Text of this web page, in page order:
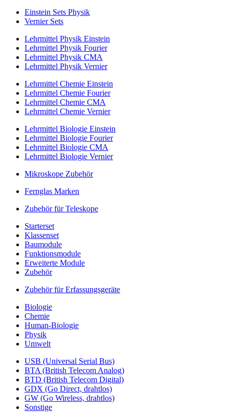
Einstein Sets Physik
Vernier Sets
Lehrmittel Physik Einstein
Lehrmittel Physik Fourier
Lehrmittel Physik CMA
Lehrmittel Physik Vernier
Lehrmittel Chemie Einstein
Lehrmittel Chemie Fourier
Lehrmittel Chemie CMA
Lehrmittel Chemie Vernier
Lehrmittel Biologie Einstein
Lehrmittel Biologie Fourier
Lehrmittel Biologie CMA
Lehrmittel Biologie Vernier
Mikroskope Zubehör
Fernglas Marken
Zubehör für Teleskope
Starterset
Klassenset
Baumodule
Funktionsmodule
Erweiterte Module
Zubehör
Zubehör für Erfassungsgeräte
Biologie
Chemie
Human-Biologie
Physik
Umwelt
USB (Universal Serial Bus)
BTA (British Telecom Analog)
BTD (British Telecom Digital)
GDX (Go Direct, drahtlos)
GW (Go Wireless, drahtlos)
Sonstige